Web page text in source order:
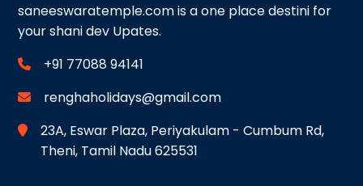
saneeswaratemple.com is a one place destini for
your shani dev Upates.
+91 77088 94141
renghaholidays@gmail.com
23A, Eswar Plaza, Periyakulam - Cumbum Rd,
Theni, Tamil Nadu 625531